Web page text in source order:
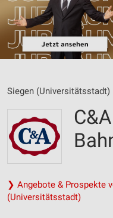
Siegen (Universitätsstadt)
❯ Angebote & Prospekte
(Universitätsstadt)